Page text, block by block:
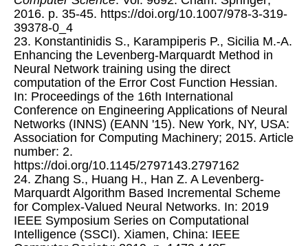
2016. p. 35-45. https://doi.org/10.1007/978-3-319-
39378-0_4
23. Konstantinidis S., Karampiperis P., Sicilia M.-A.
Enhancing the Levenberg-Marquardt Method in
Neural Network training using the direct
computation of the Error Cost Function Hessian.
In: Proceedings of the 16th International
Conference on Engineering Applications of Neural
Networks (INNS) (EANN '15). New York, NY, USA:
Association for Computing Machinery; 2015. Article
number: 2.
https://doi.org/10.1145/2797143.2797162
24. Zhang S., Huang H., Han Z. A Levenberg-
Marquardt Algorithm Based Incremental Scheme
for Complex-Valued Neural Networks. In: 2019
IEEE Symposium Series on Computational
Intelligence (SSCI). Xiamen, China: IEEE